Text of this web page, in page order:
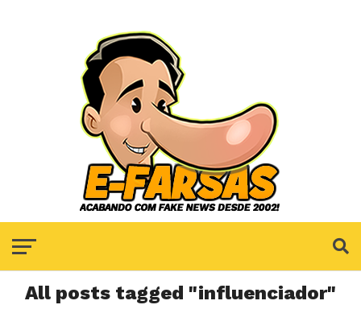
All posts tagged "influenciador"